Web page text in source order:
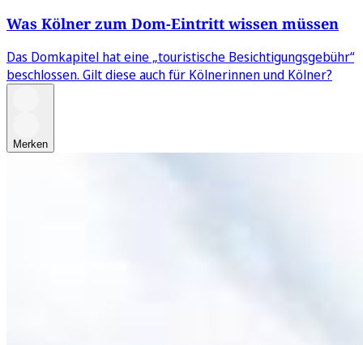
Was Kölner zum Dom-Eintritt wissen müssen
Das Domkapitel hat eine „touristische Besichtigungsgebühr“
beschlossen. Gilt diese auch für Kölnerinnen und Kölner?
Merken